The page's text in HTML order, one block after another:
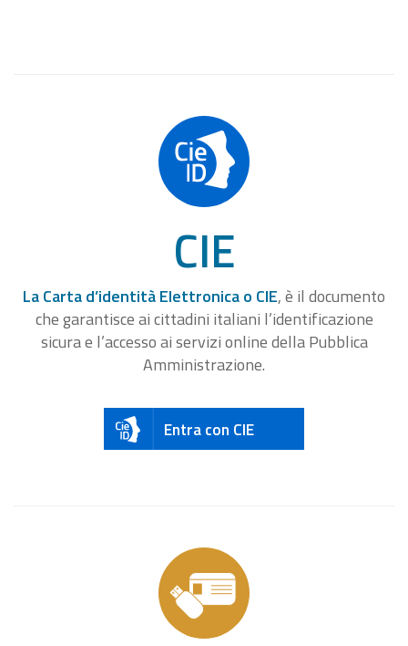
CIE
La Carta d’identità Elettronica o CIE, è il documento
che garantisce ai cittadini italiani l’identificazione
sicura e l’accesso ai servizi online della Pubblica
Amministrazione.
Entra con CIE